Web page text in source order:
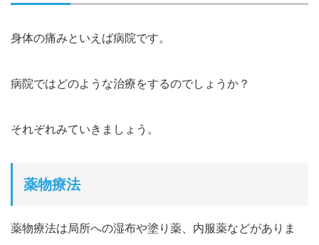
身体の痛みといえば病院です。
病院ではどのような治療をするのでしょうか？
それぞれみていきましょう。
薬物療法
薬物療法は局所への湿布や塗り薬、内服薬などがありま